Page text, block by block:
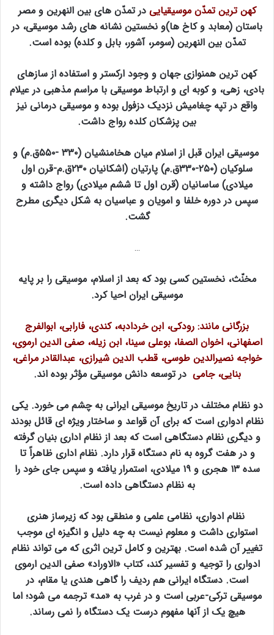
کهن ترین تمدّن موسیقیایی در تمدّن های بین النهرین و مصر
باستان (معابد و کاخ ها)و نخستین نشانه های رشد موسیقی، در
تمدّن بین النهرین (سومر، آشور، بابل و کلده) بوده است.
کهن ترین همنوازی جهان و وجود ارکستر و استفاده از سازهای
بادی، زهی، و کوبه ای و ارتباط موسیقی با مراسم مذهبی در عیلام
واقع در تپه چغامیش نزدیک دزفول بوده و موسیقی درمانی نیز
بین پزشکان کلده رواج داشت.
موسیقی ایران قبل از اسلام میان هخامنشیان (۳۳۰ -۵۵۰ق.م) و
سلوکیان (۲۵۰-۳۳۰ق.م) پارتیان (اشکانیان ۲۳۰ق.م-قرن اول
میلادی) ساسانیان (قرن اول تا ششم میلادی) رواج داشته و
سپس در دوره خلفا و امویان و عباسیان به شکل دیگری مطرح
گشت.
…
مخنّث، نخستین کسی بود که بعد از اسلام، موسیقی را بر پایه
موسیقی ایران احیا کرد.
بزرگانی مانند: رودکی، ابن خردادبه، کندی، فارابی، ابوالفرج
اصفهانی، اخوان الصفا، بوعلی سینا، ابن زیله، صفی الدین ارموی،
خواجه نصیرالدین طوسی، قطب الدین شیرازی، عبدالقادر مراغی،
بنایی، جامی در توسعه دانش موسیقی مؤثر بوده اند.
دو نظام مختلف در تاریخ موسیقی ایرانی به چشم می خورد. یکی
نظام ادواری است که برای آن قواعد و ساختار ویژه ای قائل بودند
و دیگری نظام دستگاهی است که بعد از نظام اداری بنیان گرفته
و در هفت گروه به نام دستگاه قرار دارد. نظام اداری ظاهراً تا
سده ۱۳ هجری و ۱۹ میلادی، استمرار یافته و سپس جای خود را
به نظام دستگاهی داده است.
نظام ادواری، نظامی علمی و منطقی بود که زیرساز هنری
استواری داشت و معلوم نیست به چه دلیل و انگیزه ای موجب
تغییر آن شده است. بهترین و کامل ترین اثری که می تواند نظام
ادواری را توجیه و تفسیر کند، کتاب «الاوراد» صفی الدین ارموی
است. دستگاه ایرانی هم ردیف را گاهی هندی یا مقام، در
موسیقی ترکی-عربی است و در غرب به «مد» ترجمه می شود؛ اما
هیچ یک از آنها مفهوم درست یک دستگاه را نمی رساند.